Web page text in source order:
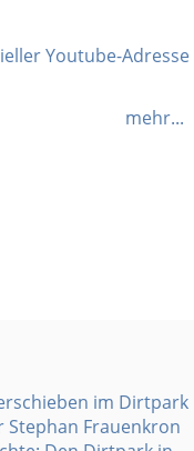
Youtube-Adresse
mehr...
im Dirtpark
Stephan Frauenkron